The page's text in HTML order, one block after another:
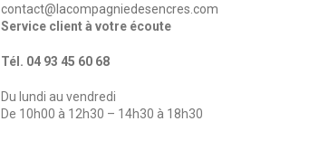
contact@lacompagniedesencres.com
Service client à votre écoute
Tél. 04 93 45 60 68
Du lundi au vendredi
De 10h00 à 12h30 – 14h30 à 18h30